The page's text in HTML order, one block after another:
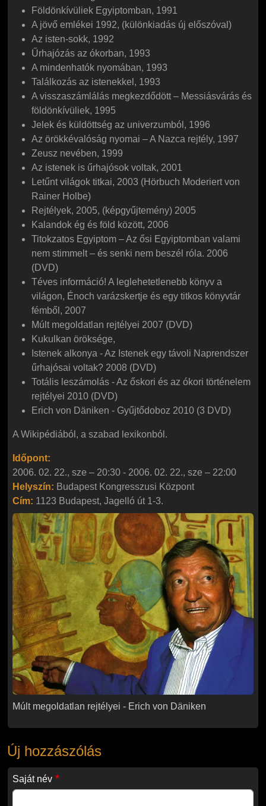
Földönkívüliek Egyiptomban, 1991
A jövő emlékei 1992, (különkiadás új előszóval)
Az isten-sokk, 1992
Űrhajózás az ókorban, 1993
A mindenhatók nyomában, 1993
Találkozás az istenekkel, 1993
A visszaszámlálás megkezdődött – Messiásvárás és
földönkívüliek, 1995
Jelek és küldöttség az univerzumból, 1996
Az örökkévalóság nyomai – A Nazca rejtély, 1997
Zeusz nevében, 1999
Az istenek is űrhajósok voltak, 2001
Letűnt világok titkai, 2003 (Hörbuch Moderiert von
Rainer Holbe)
Rejtélyek, 2005, (képgyűjtemény) 2005
Kalandok ég és föld között, 2006
Titokzatos Egyiptom – Az ősi Egyiptomban valami
nem stimmelt – és senki nem beszél róla. 2006
(DVD)
Téves információ! A leglehetetlenebb könyv a
világon, Énoch varázskertje és egy titkos könyvtár
fémből, 2007
Múlt megoldatlan rejtélyei 2007 (DVD)
Kukulkan öröksége,
Istenek alkonya - Az Istenek egy távoli Naprendszer
űrhajósai voltak? 2008 (DVD)
Totális leszámolás - Az őskori és az ókori történelem
rejtélyei 2010 (DVD)
Erich von Däniken - Gyűjtődoboz 2010 (3 DVD)
A Wikipédiából, a szabad lexikonból.
Időpont:
2006. 02. 22., sze – 20:30 - 2006. 02. 22., sze – 22:00
Helyszín: Budapest Kongresszusi Központ
Cím: 1123 Budapest, Jagelló út 1-3.
Múlt megoldatlan rejtélyei - Erich von Däniken
Múlt megoldatlan rejtélyei - Erich von Däniken
Új hozzászólás
Saját név